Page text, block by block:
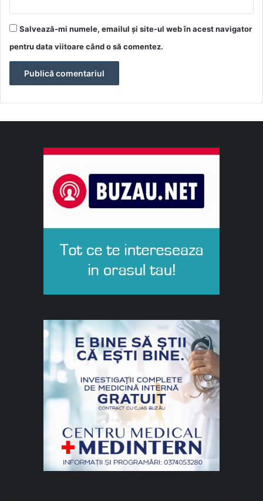
Salvează-mi numele, emailul și site-ul web în acest navigator
pentru data viitoare când o să comentez.